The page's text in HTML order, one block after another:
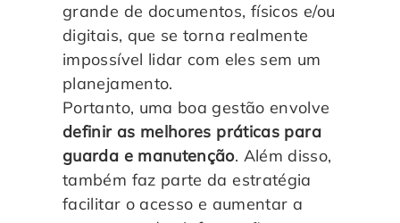
grande de documentos, físicos e/ou
digitais, que se torna realmente
impossível lidar com eles sem um
planejamento.
Portanto, uma boa gestão envolve
definir as melhores práticas para
guarda e manutenção. Além disso,
também faz parte da estratégia
facilitar o acesso e aumentar a